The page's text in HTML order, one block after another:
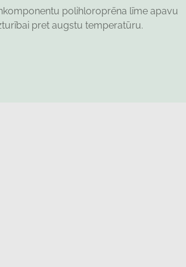
polihloroprēna līme apavu
pret augstu temperatūru.